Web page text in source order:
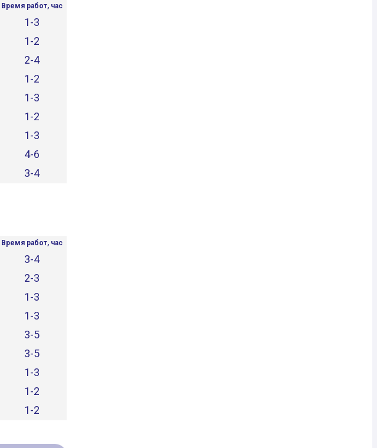
Время работ, час
1-3
1-2
2-4
1-2
1-3
1-2
1-3
4-6
3-4
Время работ, час
3-4
2-3
1-3
1-3
3-5
3-5
1-3
1-2
1-2